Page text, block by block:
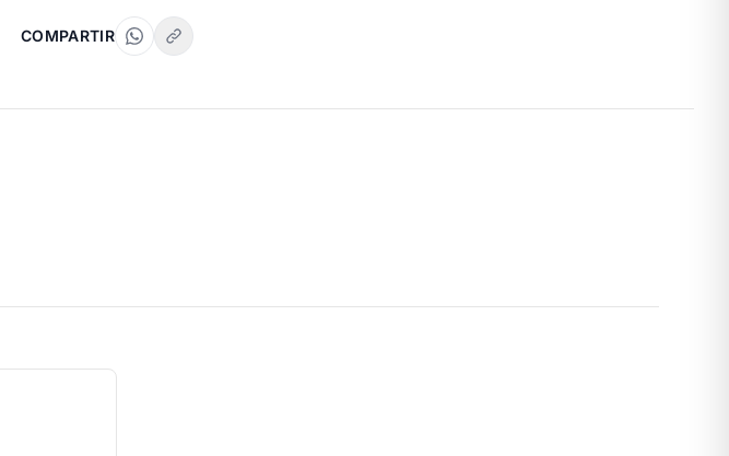
COMPARTIR